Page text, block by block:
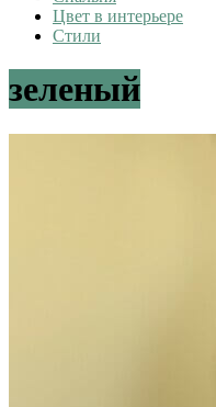
Цвет в интерьере
Стили
зеленый